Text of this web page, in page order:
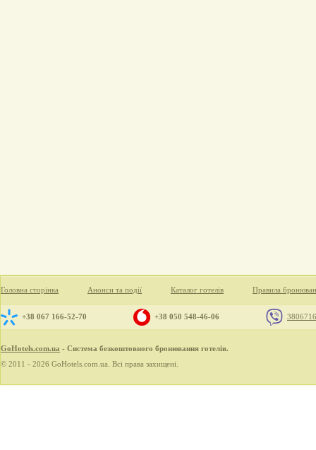
Головна сторінка Анонси та події Каталог готелів Правила
+38 067 166-52-70 +38 050 548-46-06
GoHotels.com.ua - Система безкоштовного бронювання готелів.
© 2011 - 2026 GoHotels.com.ua. Всі права захищені.